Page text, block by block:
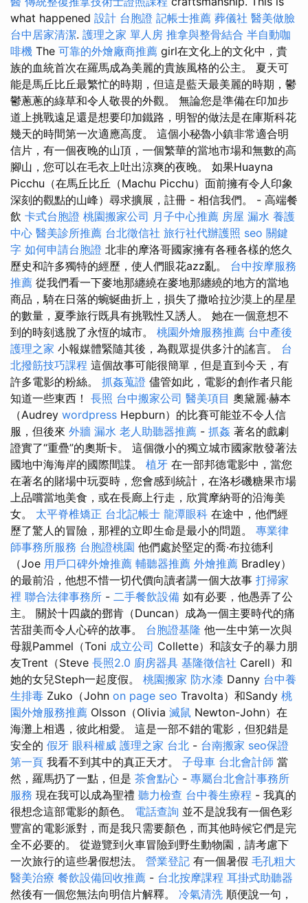
what happened 設計 台胞證 記帳士推薦 葬儀社 醫美做臉
台中居家清潔. 護理之家 單人房 推拿與整骨結合 半自動咖
啡機 The 可靠的外燴廠商推薦 girl在文化上的文化中，貴
族的血統首次在羅馬成為美麗的貴族風格的公主。 夏天可
能是馬丘比丘最繁忙的時期，但這是藍天最美麗的時期，鬱
鬱蔥蔥的綠草和令人敬畏的外觀。 無論您是準備在印加步
道上挑戰遠足還是想要印加鐵路，明智的做法是在庫斯科花
幾天的時間第一次適應高度。 這個小秘魯小鎮非常適合明
信片，有一個夜晚的山頂，一個繁華的當地市場和無數的高
腳山，您可以在毛衣上吐出涼爽的夜晚。 如果Huayna
Picchu（在馬丘比丘（Machu Picchu）面前擁有令人印象
深刻的觀點的山峰）尋求擴展，註冊 - 相信我們。 - 高端餐
飲 卡式台胞證 桃園搬家公司 月子中心推薦 房屋 漏水 養護
中心 醫美診所推薦 台北徵信社 旅行社代辦護照 seo 關鍵
字 如何申請台胞證 北非的摩洛哥國家擁有各種各樣的悠久
歷史和許多獨特的經歷，使人們眼花azz亂。 台中按摩服務
推薦 從我們看一下麥地那纏繞在麥地那纏繞的地方的當地
商品，騎在日落的蜿蜒曲折上，損失了撒哈拉沙漠上的星星
的數量，夏季旅行既具有挑戰性又誘人。 她在一個意想不
到的時刻逃脫了永恆的城市。 桃園外燴服務推薦 台中產後
護理之家 小報媒體緊隨其後，為觀眾提供多汁的謠言。 台
北撥筋技巧課程 這個故事可能很簡單，但是直到今天，有
許多電影的粉絲。 抓姦蒐證 儘管如此，電影的創作者只能
知道一些東西！ 長照 台中搬家公司 醫美項目 奧黛麗·赫本
（Audrey wordpress Hepburn）的比賽可能並不令人信
服，但後來 外牆 漏水 老人助聽器推薦 - 抓姦 著名的戲劇
證實了“重疊”的奧斯卡。 這個微小的獨立城市國家散發著法
國地中海海岸的國際間諜。 植牙 在一部邦德電影中，當您
在著名的賭場中玩耍時，您會感到統計，在洛杉磯糖果市場
上品嚐當地美食，或在長廊上行走，欣賞摩納哥的沿海美
女。 太平脊椎矯正 台北記帳士 龍潭眼科 在途中，他們經
歷了驚人的冒險，那裡的立即生命是最小的問題。 專業律
師事務所服務 台胞證桃園 他們處於堅定的喬·布拉德利
（Joe 用戶口碑外燴推薦 輔聽器推薦 外燴推薦 Bradley）
的最前沿，他想不惜一切代價向讀者講一個大故事 打掃家
裡 聯合法律事務所 - 二手餐飲設備 如有必要，他愚弄了公
主。 關於十四歲的鄧肯（Duncan）成為一個主要時代的痛
苦甜美而令人心碎的故事。 台胞證基隆 他一生中第一次與
母親Pammel（Toni 成立公司 Collette）和該女子的暴力朋
友Trent（Steve 長照2.0 廚房器具 基隆徵信社 Carell）和
她的女兒Steph一起度假。 桃園搬家 防水漆 Danny 台中養
生排毒 Zuko（John on page seo Travolta）和Sandy 桃
園外燴服務推薦 Olsson（Olivia 滅鼠 Newton-John）在
海灘上相遇，彼此相愛。 這是一部不錯的電影，但犯錯是
安全的 假牙 眼科權威 護理之家 台北 - 台南搬家 seo保證
第一頁 我看不到其中的真正天才。 子母車 台北會計師 當
然，羅馬扔了一點，但是 茶會點心 - 專屬台北會計事務所
服務 現在我可以成為聖禮 聽力檢查 台中養生療程 - 我真的
很想念這部電影的顏色。 電話查詢 並不是說我有一個色彩
豐富的電影派對，而是我只需要顏色，而其他時候它們是完
全不必要的。 從遊覽到火車冒險到野生動物園，請考慮下
一次旅行的這些暑假想法。 營業登記 有一個暑假 毛孔粗大
醫美治療 餐飲設備回收推薦 - 台北按摩課程 耳掛式助聽器
然後有一個您無法向明信片解釋。 冷氣清洗 順便說一句，